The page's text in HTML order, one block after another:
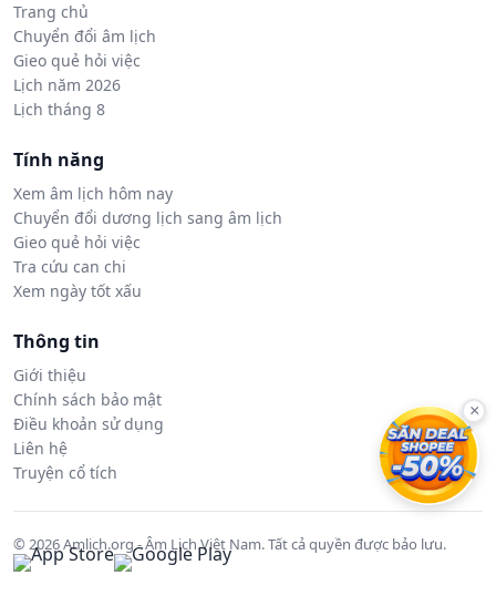
Trang chủ
Chuyển đổi âm lịch
Gieo quẻ hỏi việc
Lịch năm 2026
Lịch tháng 8
Tính năng
Xem âm lịch hôm nay
Chuyển đổi dương lịch sang âm lịch
Gieo quẻ hỏi việc
Tra cứu can chi
Xem ngày tốt xấu
Thông tin
Giới thiệu
Chính sách bảo mật
Điều khoản sử dụng
Liên hệ
Truyện cổ tích
© 2026 Amlich.org - Âm Lịch Việt Nam. Tất cả quyền được bảo lưu.
×